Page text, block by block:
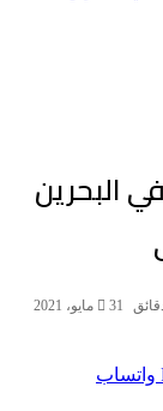
البحرين
31 مايو، 2021
واتساب